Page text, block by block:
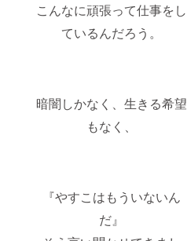
こんなに頑張って仕事をし
ているんだろう。
暗闇しかなく、生きる希望
もなく、
『やすこはもういないん
だ』